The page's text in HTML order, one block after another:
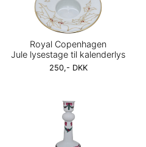
Royal Copenhagen
Jule lysestage til kalenderlys
250,- DKK